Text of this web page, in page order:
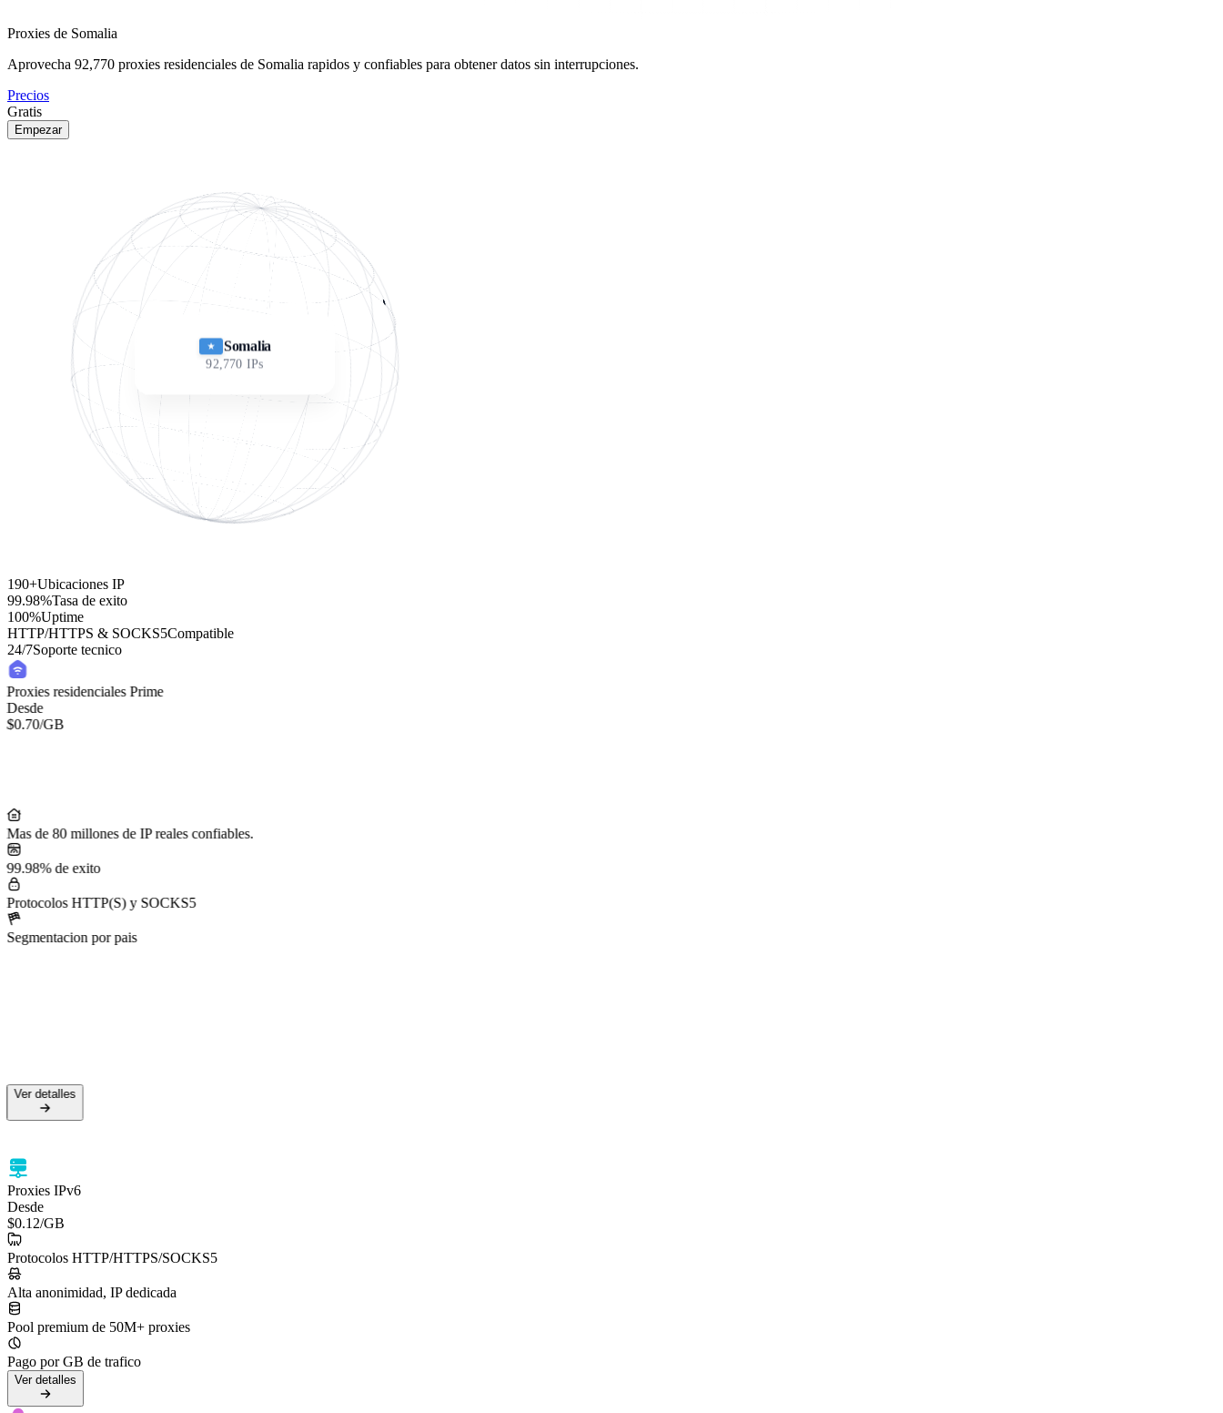
Proxies de Somalia
Aprovecha 92,770 proxies residenciales de Somalia rapidos y confiables para obtener datos sin interrupciones.
Precios
Gratis
Empezar
Somalia
92,770 IPs
190+Ubicaciones IP
99.98%Tasa de exito
100%Uptime
HTTP/HTTPS & SOCKS5Compatible
24/7Soporte tecnico
Proxies residenciales Prime
Desde
$0.70/GB
Mas de 80 millones de IP reales confiables.
99.98% de exito
Protocolos HTTP(S) y SOCKS5
Segmentacion por pais
Ver detalles
Proxies IPv6
Desde
$0.12/GB
Protocolos HTTP/HTTPS/SOCKS5
Alta anonimidad, IP dedicada
Pool premium de 50M+ proxies
Pago por GB de trafico
Ver detalles